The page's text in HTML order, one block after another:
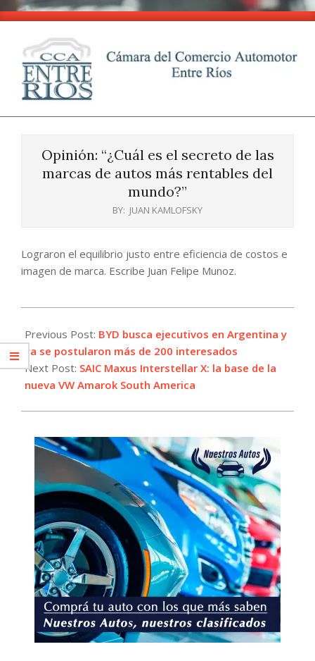
Skip
content
CCA
Entre
Ríos
Opinión: “¿Cuál es el secreto de las
marcas de autos más rentables del
mundo?”
BY: JUAN KAMLOFSKY
Lograron el equilibrio justo entre eficiencia de costos e
imagen de marca. Escribe Juan Felipe Munoz.
04-
03
Previous Post: BYD busca ejecutivos en Argentina y
ya se postularon más de 200 interesados
Next Post: SAIC Maxus Interstellar X: la base de la
nueva VW Amarok South America